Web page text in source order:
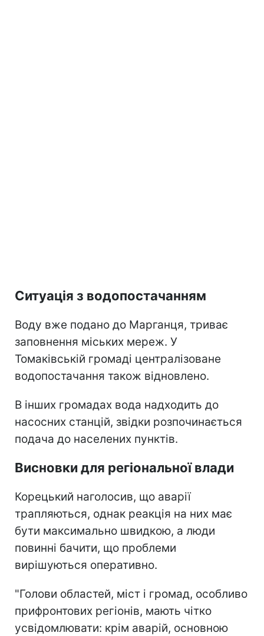
Ситуація з водопостачанням
Воду вже подано до Марганця, триває
заповнення міських мереж. У
Томаківській громаді централізоване
водопостачання також відновлено.
В інших громадах вода надходить до
насосних станцій, звідки розпочинається
подача до населених пунктів.
Висновки для регіональної влади
Корецький наголосив, що аварії
трапляються, однак реакція на них має
бути максимально швидкою, а люди
повинні бачити, що проблеми
вирішуються оперативно.
"Голови областей, міст і громад, особливо
прифронтових регіонів, мають чітко
усвідомлювати: крім аварій, основною